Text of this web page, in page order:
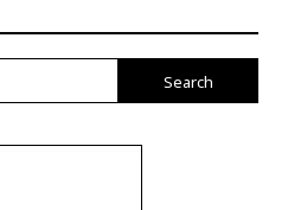
Search